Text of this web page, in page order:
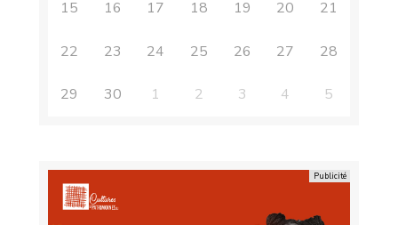
15 16 17 18 19 20 21
22 23 24 25 26 27 28
29 30 1 2 3 4 5